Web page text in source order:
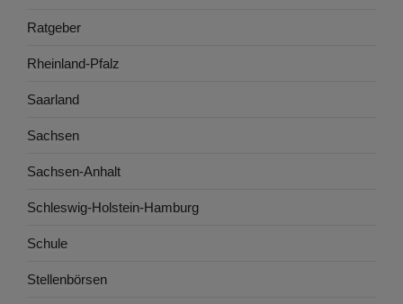
Ratgeber
Rheinland-Pfalz
Saarland
Sachsen
Sachsen-Anhalt
Schleswig-Holstein-Hamburg
Schule
Stellenbörsen